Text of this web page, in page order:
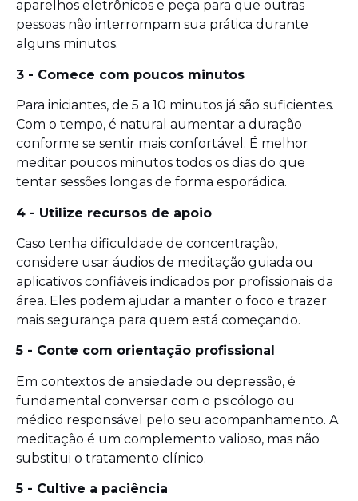
aparelhos eletrônicos e peça para que outras
pessoas não interrompam sua prática durante
alguns minutos.
3 - Comece com poucos minutos
Para iniciantes, de 5 a 10 minutos já são suficientes.
Com o tempo, é natural aumentar a duração
conforme se sentir mais confortável. É melhor
meditar poucos minutos todos os dias do que
tentar sessões longas de forma esporádica.
4 - Utilize recursos de apoio
Caso tenha dificuldade de concentração,
considere usar áudios de meditação guiada ou
aplicativos confiáveis indicados por profissionais da
área. Eles podem ajudar a manter o foco e trazer
mais segurança para quem está começando.
5 - Conte com orientação profissional
Em contextos de ansiedade ou depressão, é
fundamental conversar com o psicólogo ou
médico responsável pelo seu acompanhamento. A
meditação é um complemento valioso, mas não
substitui o tratamento clínico.
5 - Cultive a paciência